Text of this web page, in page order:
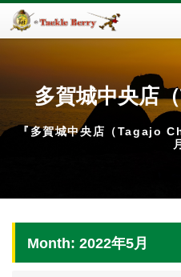
多賀城中央店
『多賀城中央店（Tagajo
月
Month: 2022年5月